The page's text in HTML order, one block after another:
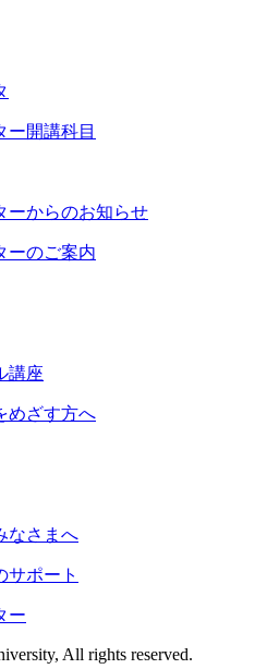
ー開講科目
ーからのお知らせ
ーのご案内
講座
めざす方へ
なさまへ
サポート
ー
All rights reserved.